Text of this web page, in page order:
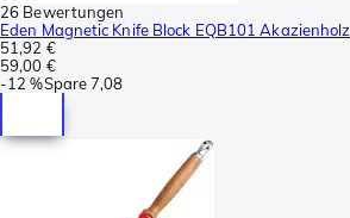
26 Bewertungen
Eden Magnetic Knife Block EQB101 Akazienholz
51,92 €
59,00 €
-12 %Spare7,08